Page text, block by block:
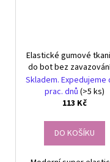
Elastické gumové
do bot bez
háček
Skladem. Expedujeme
prac. dnů (>5 ks)
113 Kč
DO KOŠÍKU